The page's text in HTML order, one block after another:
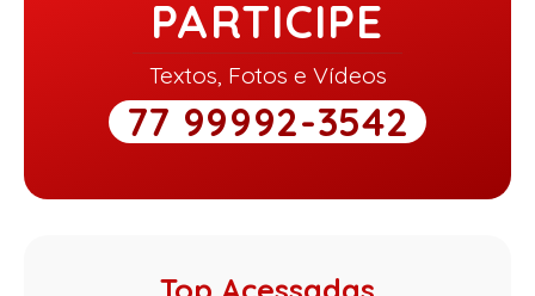
PARTICIPE
Textos, Fotos e Vídeos
77 99992-3542